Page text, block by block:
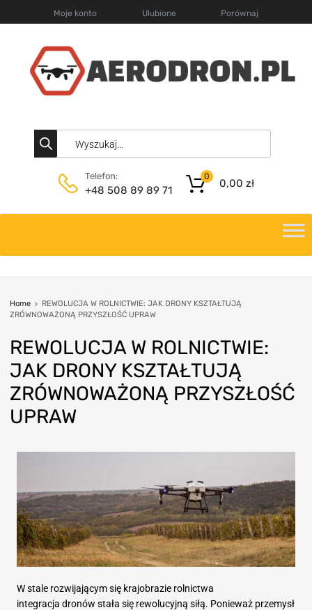
Moje konto Ulubione Porównaj
Telefon:
+48 508 89 89 71
0,00 zł
0
Home
REWOLUCJA W ROLNICTWIE: JAK DRONY KSZTAŁTUJĄ
ZRÓWNOWAŻONĄ PRZYSZŁOŚĆ UPRAW
REWOLUCJAW ROLNICTWIE:
JAK DRONY KSZTAŁTUJĄ
ZRÓWNOWAŻONĄ PRZYSZŁOŚĆ
UPRAW
W stale rozwijającym się krajobrazie rolnictwa
integracja dronów stała się rewolucyjną siłą. Ponieważ przemysł